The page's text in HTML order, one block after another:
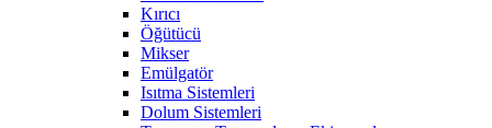
Kırıcı
Öğütücü
Mikser
Emülgatör
Isıtma Sistemleri
Dolum Sistemleri